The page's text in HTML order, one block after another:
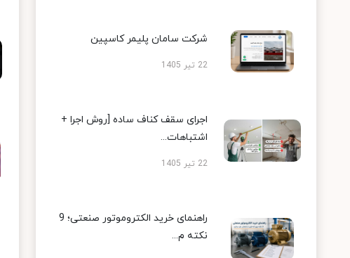
شرکت سامان پلیمر کاسپین
22 تیر 1405
اجرای سقف کناف ساده [روش اجرا +
اشتباهات...
22 تیر 1405
راهنمای خرید الکتروموتور صنعتی؛ 9
نکته م...